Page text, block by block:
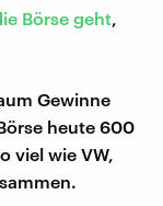
Börse geht
Gewinne
heute 600
viel wie VW,